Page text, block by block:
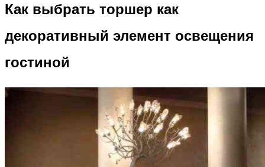
Как выбрать торшер как
декоративный элемент освещения
гостиной